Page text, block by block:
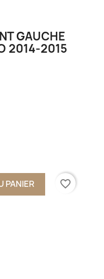
GAUCHE
2014-2015
PANIER favorite_border